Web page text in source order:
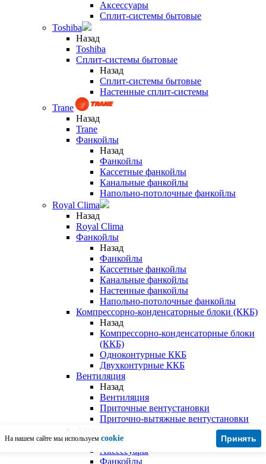
Аксессуары
Сплит-системы бытовые
Toshiba
Назад
Toshiba
Сплит-системы бытовые
Назад
Сплит-системы бытовые
Настенные сплит-системы
Trane
Назад
Trane
Фанкойлы
Назад
Фанкойлы
Кассетные фанкойлы
Канальные фанкойлы
Напольно-потолочные фанкойлы
Royal Clima
Назад
Royal Clima
Фанкойлы
Назад
Фанкойлы
Кассетные фанкойлы
Канальные фанкойлы
Настенные фанкойлы
Напольно-потолочные фанкойлы
Компрессорно-конденсаторные блоки (ККБ)
Назад
Компрессорно-конденсаторные блоки
(ККБ)
Одноконтурные ККБ
Двухконтурные ККБ
Вентиляция
Назад
Вентиляция
Приточные вентустановки
Приточно-вытяжные вентустановки
Назад
Аксессуары
Фанкойлы
На нашем сайте мы используем cookie Принять